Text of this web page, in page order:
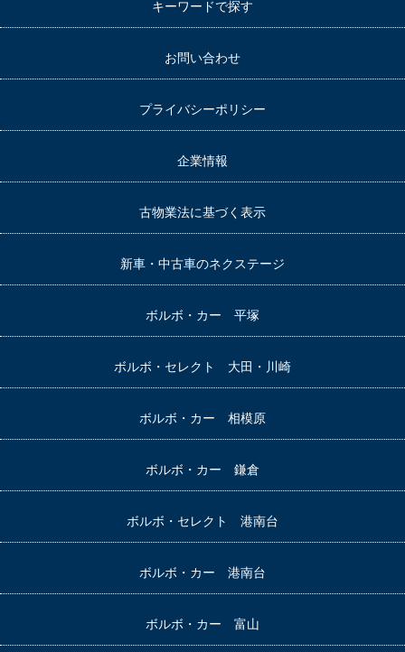
キーワードで探す
お問い合わせ
プライバシーポリシー
企業情報
古物業法に基づく表示
新車・中古車のネクステージ
ボルボ・カー 平塚
ボルボ・セレクト 大田・川崎
ボルボ・カー 相模原
ボルボ・カー 鎌倉
ボルボ・セレクト 港南台
ボルボ・カー 港南台
ボルボ・カー 富山